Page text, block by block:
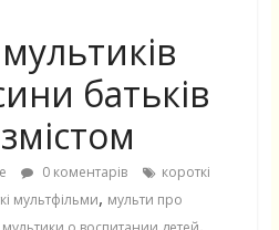
батьків
0 коментарів
короткі
мультфільми, мульти про